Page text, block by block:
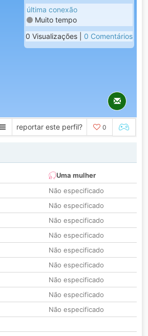
última conexão
Muito tempo
0 Visualizações | 0 Comentários
reportar este perfil? 0
Uma mulher
Não especificado
Não especificado
Não especificado
Não especificado
Não especificado
Não especificado
Não especificado
Não especificado
Não especificado